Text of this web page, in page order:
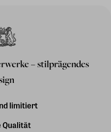
– stilprägendes
limitiert
Qualität